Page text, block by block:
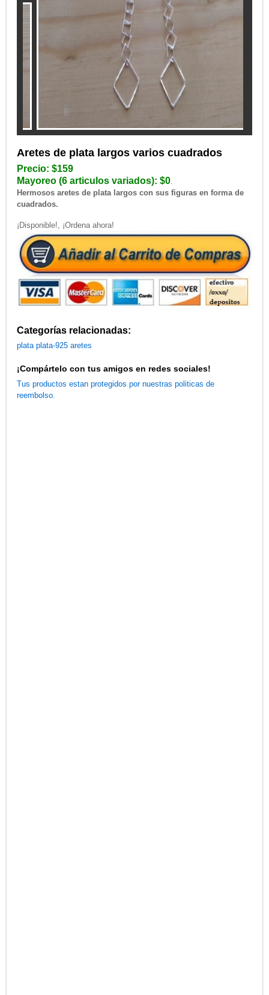
Aretes de plata largos varios cuadrados
Precio: $159
Mayoreo (6 articulos variados): $0
Hermosos aretes de plata largos con sus figuras en forma de
cuadrados.
¡Disponible!, ¡Ordena ahora!
Categorías relacionadas:
plataplata-925aretes
¡Compártelo con tus amigos en redes sociales!
Tus productos estan protegidos por nuestras politicas de
reembolso.